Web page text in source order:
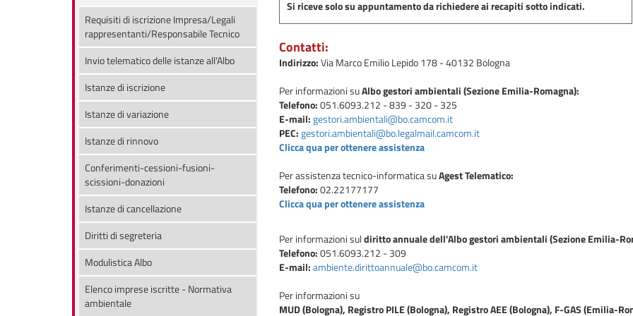
Requisiti di iscrizione Impresa/Legali
rappresentanti/Responsabile Tecnico
Invio telematico delle istanze all'Albo
Istanze di iscrizione
Istanze di variazione
Istanze di rinnovo
Conferimenti-cessioni-fusioni-
scissioni-donazioni
Istanze di cancellazione
Diritti di segreteria
Modulistica Albo
Elenco imprese iscritte - Normativa
ambientale
Si riceve solo su appuntamento da richiedere ai recapiti sotto indicati.
Contatti:
Indirizzo:Via Marco Emilio Lepido 178 - 40132 Bologna
Per informazioni suAlbo gestori ambientali (Sezione Emilia-Romagna):
Telefono:051.6093.212 - 839 - 320 - 325
E-mail:gestori.ambientali@bo.camcom.it
PEC:gestori.ambientali@bo.legalmail.camcom.it
Clicca qua per ottenere assistenza
Per assistenza tecnico-informatica suAgest Telematico:
Telefono:02.22177177
Clicca qua per ottenere assistenza
Per informazioni suldiritto annuale dell'Albo gestori ambientali (Sezione Emilia-
Telefono:051.6093.212 - 309
E-mail:ambiente.dirittoannuale@bo.camcom.it
Per informazioni su
MUD (Bologna), Registro PILE (Bologna), Registro AEE (Bologna), F-GAS (Emilia-